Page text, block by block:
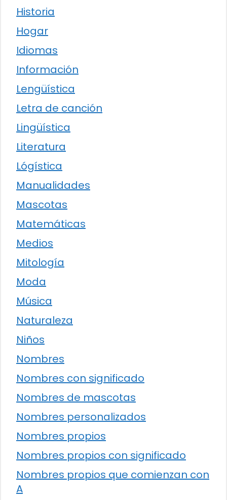
Historia
Hogar
Idiomas
Información
Lengüística
Letra de canción
Lingüística
Literatura
Lógística
Manualidades
Mascotas
Matemáticas
Medios
Mitología
Moda
Música
Naturaleza
Niños
Nombres
Nombres con significado
Nombres de mascotas
Nombres personalizados
Nombres propios
Nombres propios con significado
Nombres propios que comienzan con
A